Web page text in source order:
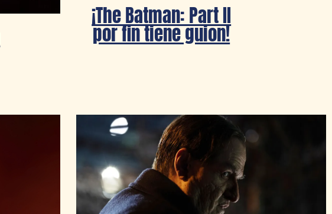
¡The Batman: Part II
por fin tiene guion!